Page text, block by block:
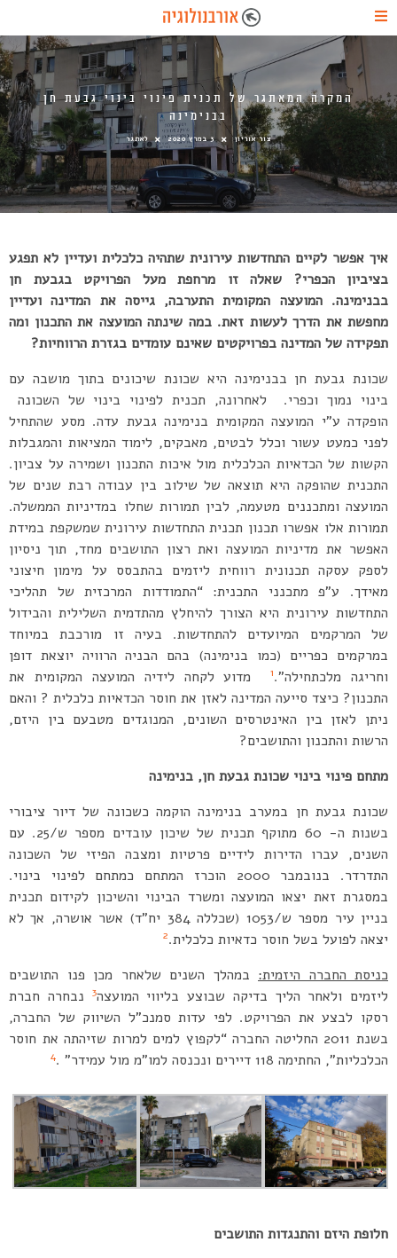
המקרה המאתגר של תכנית פינוי בינוי גבעת חן
בבנימינה
צור אוריון 3 במרץ 2020 לאתגר
איך אפשר לקיים התחדשות עירונית שתהיה כלכלית ועדיין לא תפגע
בציביון הכפרי? שאלה זו מרחפת מעל הפרויקט בגבעת חן
בבנימינה. המועצה המקומית התערבה, גייסה את המדינה ועדיין
מחפשת את הדרך לעשות זאת. במה שינתה המועצה את התכנון ומה
תפקידה של המדינה בפרויקטים שאינם עומדים בגזרת הרווחיות?
שכונת גבעת חן בבנימינה היא שכונת שיכונים בתוך מושבה עם
בינוי נמוך וכפרי.
לאחרונה, תכנית לפינוי בינוי של השכונה
הופקדה ע”י המועצה המקומית בנימינה גבעת עדה. מסע שהתחיל
לפני כמעט עשור וכלל לבטים, מאבקים, לימוד המציאות והמגבלות
הקשות של הכדאיות הכלכלית מול איכות התכנון ושמירה על צביון.
התכנית שהופקה היא תוצאה של שילוב בין עבודה רבת שנים של
המועצה ומתכננים מטעמה, לבין תמורות שחלו במדיניות הממשלה.
תמורות אלו אפשרו תכנון תכנית התחדשות עירונית שמשקפת במידת
האפשר את מדיניות המועצה ואת רצון התושבים מחד, תוך ניסיון
לספק עסקה תכנונית רווחית ליזמים בהתבסס על מימון חיצוני
מאידך. ע”פ מתכנני התכנית: “התמודדות המרכזית של תהליכי
התחדשות עירונית היא הצורך להיחלץ מהתדמית השלילית והבידול
של המרקמים המיועדים להתחדשות. בעיה זו מורכבת במיוחד
במרקמים כפריים (כמו בנימינה) בהם הבניה הרוויה יוצאת דופן
וחריגה מלכתחילה”.1מדוע לקחה לידיה המועצה המקומית את
התכנון? כיצד סייעה המדינה לאזן את חוסר הכדאיות כלכלית ? והאם
ניתן לאזן בין האינטרסים השונים, המנוגדים מטבעם בין היזם,
הרשות והתכנון והתושבים?
מתחם פינוי בינוי שכונת גבעת חן, בנימינה
שכונת גבעת חן במערב בנימינה הוקמה כשכונה של דיור ציבורי
בשנות ה- 60 מתוקף תכנית של שיכון עובדים מספר ש/25. עם
השנים, עברו הדירות לידיים פרטיות ומצבה הפיזי של השכונה
התדרדר. בנובמבר 2000 הוכרז המתחם כמתחם לפינוי בינוי.
במסגרת זאת יצאו המועצה ומשרד הבינוי והשיכון לקידום תכנית
בניין עיר מספר ש/1053 (שכללה 384 יח”ד) אשר אושרה, אך לא
יצאה לפועל בשל חוסר כדאיות כלכלית.2
כניסת החברה היזמית: במהלך השנים שלאחר מכן פנו התושבים
ליזמים ולאחר הליך בדיקה שבוצע בליווי המועצה3
נבחרה חברת
רסקו לבצע את הפרויקט. לפי עדות סמנכ”ל השיווק של החברה,
בשנת 2011 החליטה החברה “לקפוץ למים למרות שזיהתה את חוסר
הכלכליות”, החתימה 118 דיירים ונכנסה למו”מ מול עמידר” .
4
חלופת היזם והתנגדות התושבים